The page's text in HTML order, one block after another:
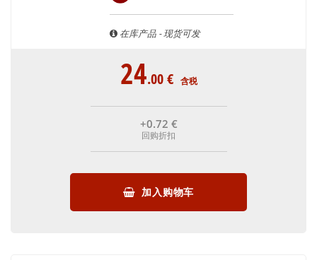
在库产品 - 现货可发
24.00€ 含税
+0.72 €
回购折扣
加入购物车